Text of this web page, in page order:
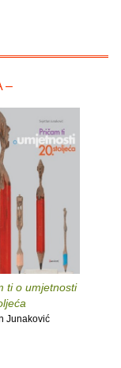
–
ti o umjetnosti
Junaković